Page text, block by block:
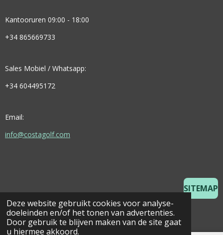
Deze website gebruikt cookies voor analyse-
doeleinden en/of het tonen van advertenties.
Door gebruik te blijven maken van de site gaat
u hiermee akkoord.
Kantooruren 09:00 - 18:00
+34 865669733
Sales Mobiel / Whatsapp:
+34 604495172
Email:
info@costagolf.com
SITEMAP
© 2025 Costa Golf Holidays